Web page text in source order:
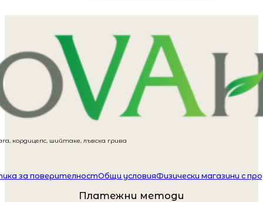
кордицепс, шийтаке, лъвска грива
за поверителностОбщи условияФизически магазини с
Платежни методи